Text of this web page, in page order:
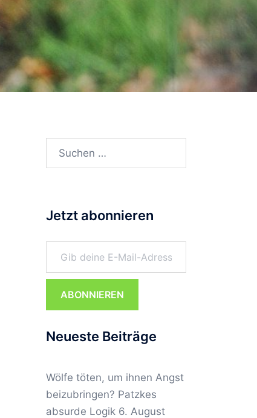
Suchen
Jetzt abonnieren
Gib deine E-Mail-Adresse ein ...
ABONNIEREN
Neueste Beiträge
Wölfe töten, um ihnen Angst
beizubringen? Patzkes
absurde Logik 6. August